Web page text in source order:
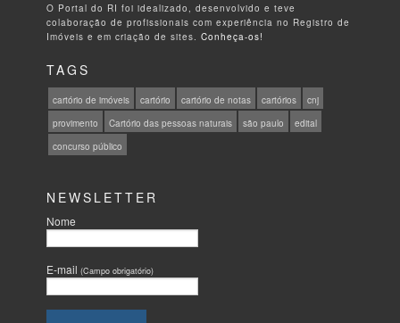
O Portal do RI foi idealizado, desenvolvido e teve
colaboração de profissionais com experiência no Registro de
Imóveis e em criação de sites.Conheça-os!
TAGS
cartório de imóveis cartório cartório de notas cartórios
cnj
provimento
Cartório das pessoas naturais são paulo
edital
concurso público
NEWSLETTER
Nome
E-mail(Campo obrigatório)